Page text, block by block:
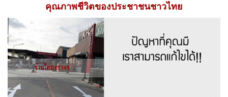
คุณภาพชีวิตของประชาชนชาวไทย